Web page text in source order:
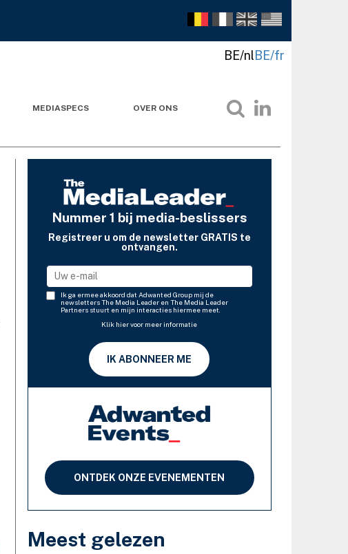
BE/nlBE/fr
MEDIASPECS OVER ONS
Nummer 1 bij media-beslissers
Registreer u om de newsletter GRATIS te
ontvangen.
Ik ga ermee akkoord dat Adwanted Group mij de
newsletters The Media Leader en The Media Leader
Partners stuurt en mijn interacties hiermee meet.
Klik hier voor meer informatie
IK ABONNEER ME
ONTDEK ONZE EVENEMENTEN
Meest gelezen